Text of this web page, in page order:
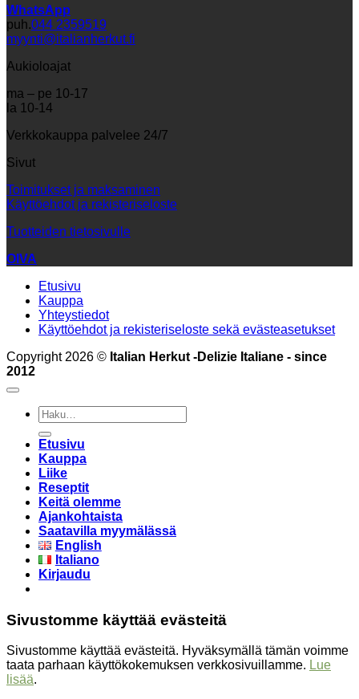
WhatsApp
puh.044 2359519
myynti@italianherkut.fi
Aukioloajat
ma – pe 10-17
la 10-14
Verkkokauppa palvelee 24/7
Sivut
Toimitukset ja maksaminen
Käyttöehdot ja rekisteriseloste
Tuotteiden tietosivulle
OIVA
Etusivu
Kauppa
Yhteystiedot
Käyttöehdot ja rekisteriseloste sekä evästeasetukset
Copyright 2026 © Italian Herkut -Delizie Italiane - since
2012
Etsi:
Etusivu
Kauppa
Liike
Reseptit
Keitä olemme
Ajankohtaista
Saatavilla myymälässä
English
Italiano
Kirjaudu
Sivustomme käyttää evästeitä
Sivustomme käyttää evästeitä. Hyväksymällä tämän voimme
taata parhaan käyttökokemuksen verkkosivuillamme. Lue
lisää.